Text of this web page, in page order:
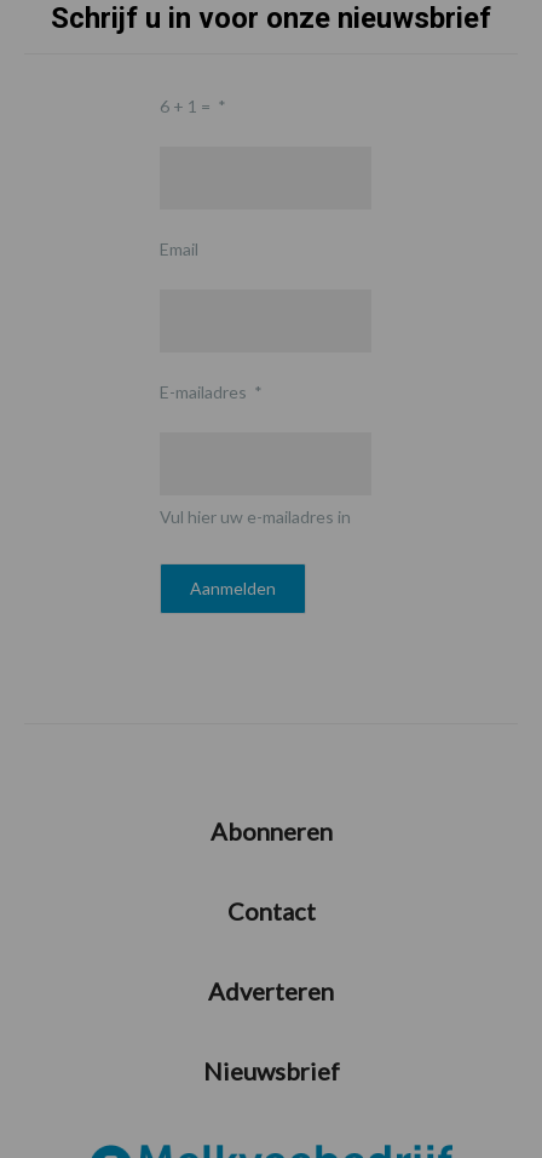
Schrijf u in voor onze nieuwsbrief
6 + 1 = *
Email
E-mailadres *
Vul hier uw e-mailadres in
Abonneren
Contact
Adverteren
Nieuwsbrief